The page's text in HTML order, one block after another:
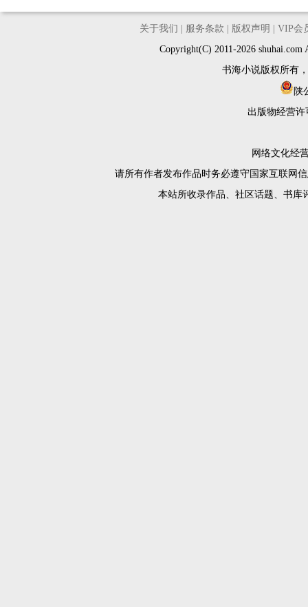
关于我们 服务条款 版权声明
VIP会
Copyright(C) 2011-2026
书海小说版权所有
陕
出版物经营许
网络文化经
请所有作者发布作品时务必遵守国家互联网
本站所收录作品、社区话题、书库